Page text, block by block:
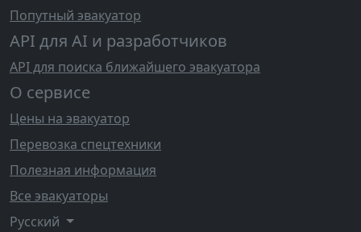
Попутный эвакуатор
API для AI и разработчиков
API для поиска ближайшего эвакуатора
О сервисе
Цены на эвакуатор
Перевозка спецтехники
Полезная информация
Все эвакуаторы
Русский